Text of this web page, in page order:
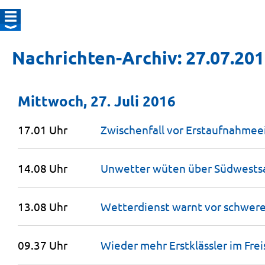
Nachrichten-Archiv:
Mittwoch, 27. Juli 2016
17.01 Uhr Zwischenfall vor
14.08 Uhr Unwetter wüten über
13.08 Uhr Wetterdienst warnt vor
09.37 Uhr Wieder mehr Erstklässler im